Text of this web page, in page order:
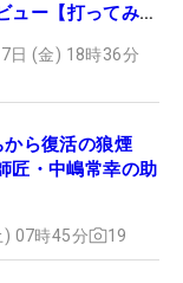
ュー【打ってみ
日 (金) 18時36分
から復活の狼煙
匠・中嶋常幸の助
07時45分 19